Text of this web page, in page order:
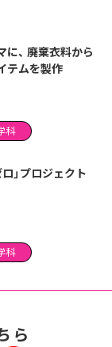
、 廃棄衣料から
テムを製作
科
」プロジェクト
科
ら